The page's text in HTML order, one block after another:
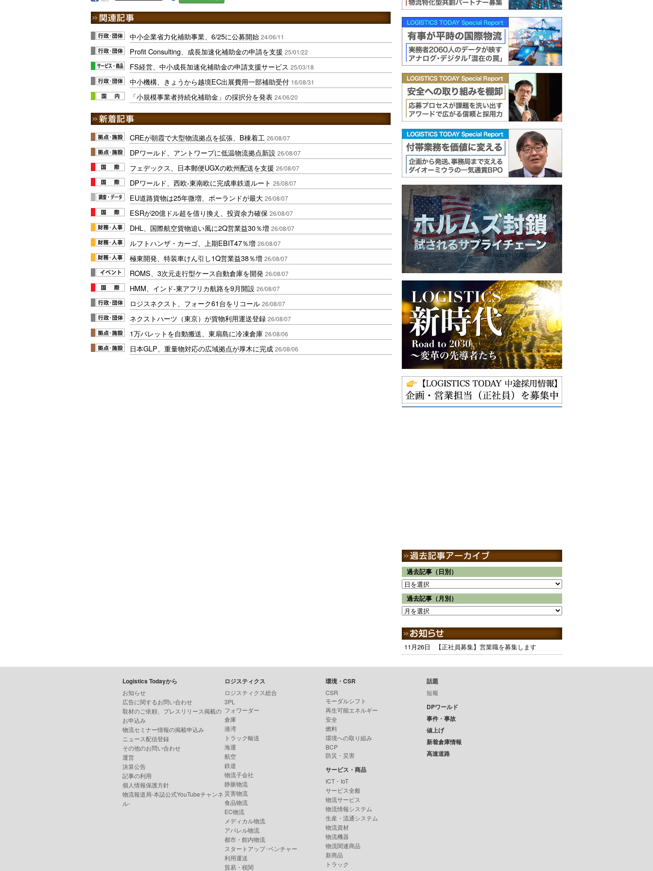
中小企業省力化補助事業、6/25に公募開始 24/06/11
Profit Consulting、成長加速化補助金の申請を支援 25/01/22
FS経営、中小成長加速化補助金の申請支援サービス 25/03/18
中小機構、きょうから越境EC出展費用一部補助受付 16/08/31
「小規模事業者持続化補助金」の採択分を発表 24/06/20
CREが朝霞で大型物流拠点を拡張、B棟着工 26/08/07
DPワールド、アントワープに低温物流拠点新設 26/08/07
フェデックス、日本郵便UGXの欧州配送を支援 26/08/07
DPワールド、西欧-東南欧に完成車鉄道ルート 26/08/07
EU道路貨物は25年微増、ポーランドが最大 26/08/07
ESRが20億ドル超を借り換え、投資余力確保 26/08/07
DHL、国際航空貨物追い風に2Q営業益30％増 26/08/07
ルフトハンザ・カーゴ、上期EBIT47％増 26/08/07
極東開発、特装車けん引し1Q営業益38％増 26/08/07
ROMS、3次元走行型ケース自動倉庫を開発 26/08/07
HMM、インド-東アフリカ航路を9月開設 26/08/07
ロジスネクスト、フォーク61台をリコール 26/08/07
ネクストハーツ（東京）が貨物利用運送登録 26/08/07
1万パレットを自動搬送、東扇島に冷凍倉庫 26/08/06
日本GLP、重量物対応の広域拠点が厚木に完成 26/08/06
過去記事（日別）
過去記事（月別）
11月26日 【正社員募集】営業職を募集します
Logistics Todayから
お知らせ
広告に関するお問い合わせ
取材のご依頼、プレスリリース掲載の
お申込み
物流セミナー情報の掲載申込み
ニュース配信登録
その他のお問い合わせ
運営
決算公告
記事の利用
個人情報保護方針
物流報道局-本誌公式YouTubeチャンネ
ル-
ロジスティクス
ロジスティクス総合
3PL
フォワーダー
倉庫
港湾
トラック輸送
海運
航空
鉄道
物流子会社
静脈物流
災害物流
食品物流
EC物流
メディカル物流
アパレル物流
都市・館内物流
スタートアップ･ベンチャー
利用運送
貿易・税関
環境・CSR
CSR
モーダルシフト
再生可能エネルギー
安全
燃料
環境への取り組み
BCP
防災・災害
サービス・商品
ICT・IoT
サービス全般
物流サービス
物流情報システム
生産・流通システム
物流資材
物流機器
物流関連商品
新商品
トラック
話題
短報
DPワールド
事件・事故
値上げ
新着倉庫情報
高速道路